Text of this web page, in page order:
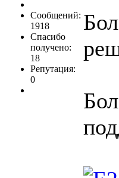
Сообщений:
1918
Спасибо
получено:
18
Репутация:
0